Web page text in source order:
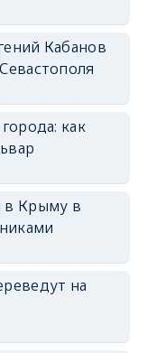
Кабанов
как
в Крыму в
на